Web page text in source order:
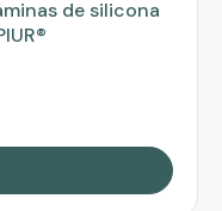
de silicona